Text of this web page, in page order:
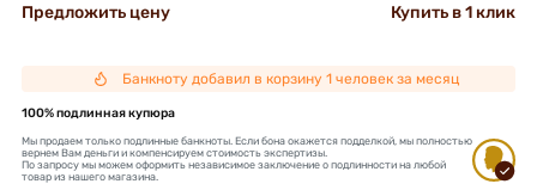
Предложить цену Купить в 1 клик
Банкноту добавил в корзину 1 человек за месяц
100% подлинная купюра
Мы продаем только подлинные банкноты. Если бона окажется подделкой, мы полностью
вернем Вам деньги и компенсируем стоимость экспертизы.
По запросу мы можем оформить независимое заключение о подлинности на любой
товар из нашего магазина.